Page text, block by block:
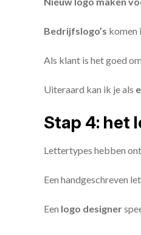
Bedrijfslogo’s komen
Als klant is het goed
Uiteraard kan ik je als
Stap 4: het
Lettertypes hebben
Een handgeschreven
Een logo designer